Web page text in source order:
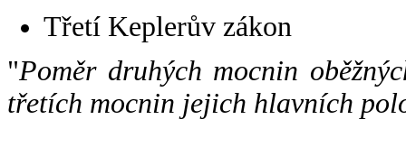
Třetí Keplerův zákon
"Poměr druhých mocnin
třetích mocnin jejich hlavních